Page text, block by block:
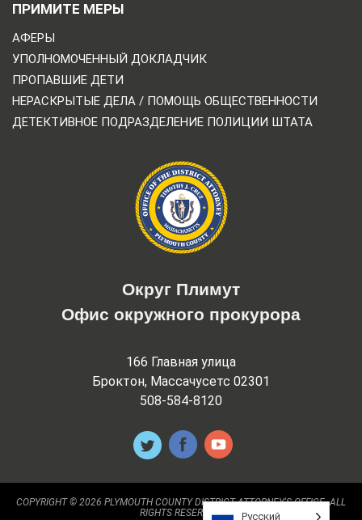
ПРИМИТЕ МЕРЫ
АФЕРЫ
УПОЛНОМОЧЕННЫЙ ДОКЛАДЧИК
ПРОПАВШИЕ ДЕТИ
НЕРАСКРЫТЫЕ ДЕЛА / ПОМОЩЬ ОБЩЕСТВЕННОСТИ
ДЕТЕКТИВНОЕ ПОДРАЗДЕЛЕНИЕ ПОЛИЦИИ ШТАТА
Округ Плимут
Офис окружного прокурора
166 Главная улица
Броктон, Массачусетс 02301
508-584-8120
COPYRIGHT © 2026 PLYMOUTH COUNTY DISTRICT ATTORNEY'S OFFICE. ALL
RIGHTS RESERVED.
Русский